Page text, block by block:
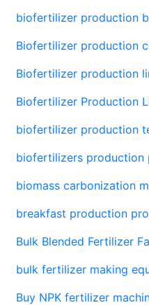
biofertilizer production
Biofertilizer production
Biofertilizer production
Biofertilizer Production
biofertilizer production
biofertilizers production
biomass carbonization
breakfast production
Bulk Blended Fertilizer
bulk fertilizer making
Buy NPK fertilizer